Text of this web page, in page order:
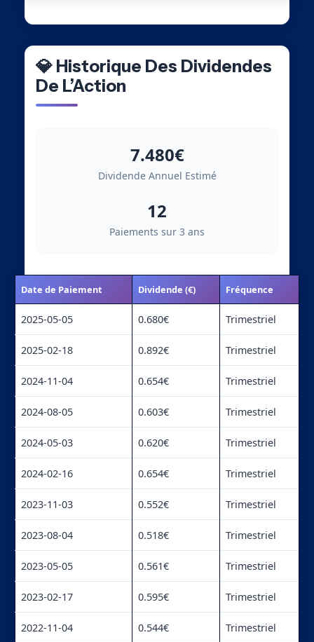
💎 Historique Des Dividendes
De L’Action
7.480€
Dividende Annuel Estimé
12
Paiements sur 3 ans
Date de Paiement Dividende (€) Fréquence
2025-05-05 0.680€ Trimestriel
2025-02-18 0.892€ Trimestriel
2024-11-04 0.654€ Trimestriel
2024-08-05 0.603€ Trimestriel
2024-05-03 0.620€ Trimestriel
2024-02-16 0.654€ Trimestriel
2023-11-03 0.552€ Trimestriel
2023-08-04 0.518€ Trimestriel
2023-05-05 0.561€ Trimestriel
2023-02-17 0.595€ Trimestriel
2022-11-04 0.544€ Trimestriel